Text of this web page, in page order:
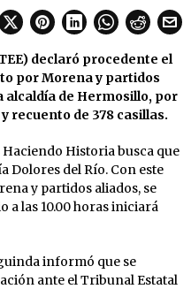
declaró procedente el
por Morena y partidos
alcaldía de Hermosillo, por
recuento de 378 casillas.
Historia busca que
Dolores del Río. Con este
y partidos aliados, se
a las 10.00 horas iniciará
informó que se
ante el Tribunal Estatal